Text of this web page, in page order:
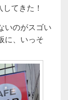
てきた！
いのがスゴい
に、いっそ